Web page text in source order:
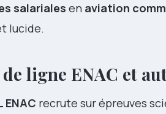
salariales en aviation
lucide.
ligne ENAC et
ENAC recrute sur épreuves